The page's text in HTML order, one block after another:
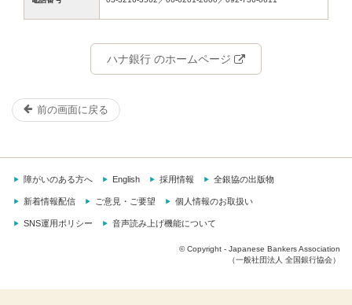
ハナ銀行 のホームページ
前の画面に戻る
障がいのある方へ English 採用情報 全銀協の出版物
新着情報配信 ご意見・ご要望 個人情報のお取扱い
SNS運用ポリシー 音声読み上げ機能について
© Copyright - Japanese Bankers Association
（一般社団法人 全国銀行協会）